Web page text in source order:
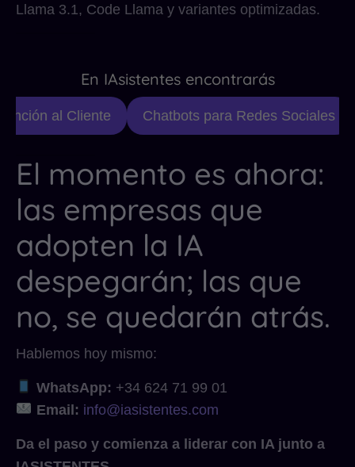
Llama 3.1, Code Llama y variantes optimizadas.
En IAsistentes encontrarás
al Cliente Chatbots para Redes Sociales
El momento es ahora:
las empresas que
adopten la IA
despegarán; las que
no, se quedarán atrás.
Hablemos hoy mismo:
WhatsApp: +34 624 71 99 01
Email: info@iasistentes.com
Da el paso y comienza a liderar con IA junto a